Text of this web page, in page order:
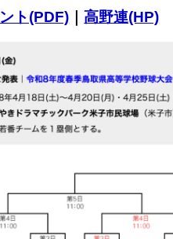
ト(PDF) ｜高野連(HP)